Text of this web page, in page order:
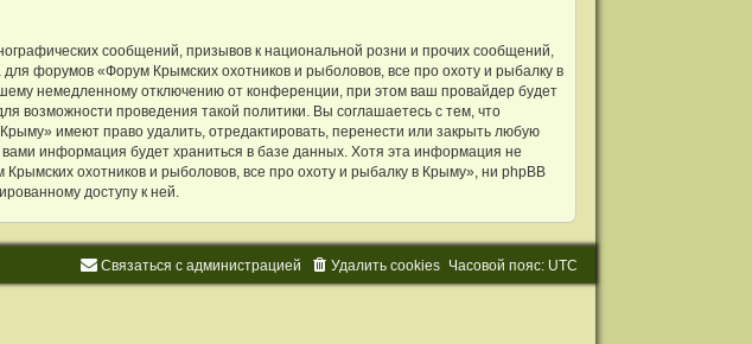
сообщений, призывов к национальной розни и прочих сообщений,
форумов «Форум Крымских охотников и рыболовов, все про охоту и рыбалку в
немедленному отключению от конференции, при этом ваш провайдер будет
возможности проведения такой политики. Вы соглашаетесь с тем, что
имеют право удалить, отредактировать, перенести или закрыть любую
информация будет храниться в базе данных. Хотя эта информация не
охотников и рыболовов, все про охоту и рыбалку в Крыму», ни phpBB
доступу к ней.
Часовой пояс: UTC
Удалить cookies
Связаться с администрацией